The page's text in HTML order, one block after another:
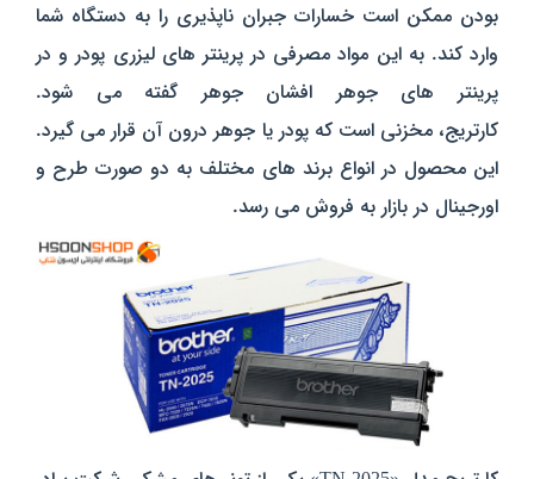
بودن ممکن است خسارات جبران ناپذیری را به دستگاه شما
وارد کند. به این مواد مصرفی در پرینتر های لیزری پودر و در
پرینتر های جوهر افشان جوهر گفته می شود.
کارتریج، مخزنی است که پودر یا جوهر درون آن قرار می گیرد.
این محصول در انواع برند های مختلف به دو صورت طرح و
اورجینال در بازار به فروش می رسد.